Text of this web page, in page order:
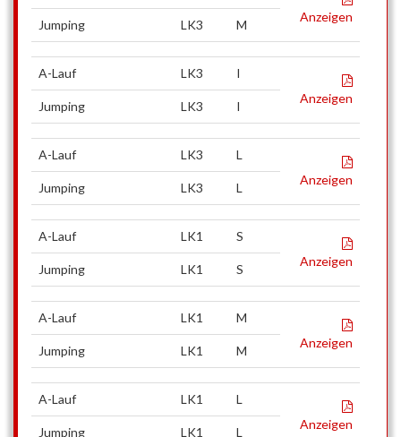
Anzeigen
Jumping LK3 M
A-Lauf LK3
I
Anzeigen
Jumping LK3 I
A-Lauf LK3
L
Anzeigen
Jumping LK3 L
A-Lauf LK1
S
Anzeigen
Jumping LK1 S
A-Lauf LK1
M
Anzeigen
Jumping LK1 M
A-Lauf LK1
L
Anzeigen
Jumping LK1 L